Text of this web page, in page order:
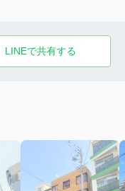
LINEで共有する